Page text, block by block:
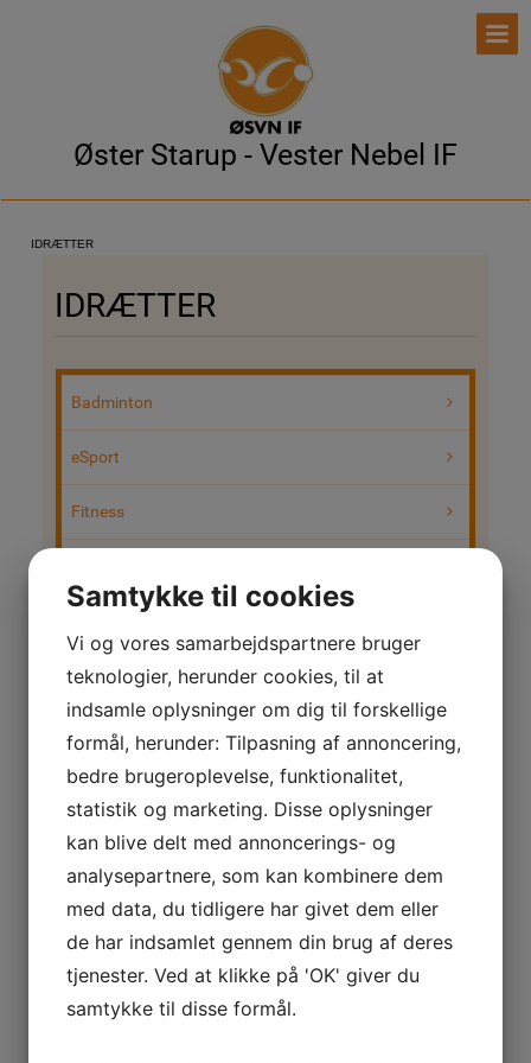
Øster Starup - Vester Nebel IF
IDRÆTTER
IDRÆTTER
Badminton
eSport
Fitness
Gymnastik
Håndbold
MTB
Petanque
Senioridræt
Volleyball
Samtykke til cookies
Vi og vores samarbejdspartnere bruger
teknologier, herunder cookies, til at
indsamle oplysninger om dig til forskellige
formål, herunder: Tilpasning af annoncering,
bedre brugeroplevelse, funktionalitet,
statistik og marketing. Disse oplysninger
kan blive delt med annoncerings- og
analysepartnere, som kan kombinere dem
med data, du tidligere har givet dem eller
de har indsamlet gennem din brug af deres
tjenester. Ved at klikke på 'OK' giver du
samtykke til disse formål.